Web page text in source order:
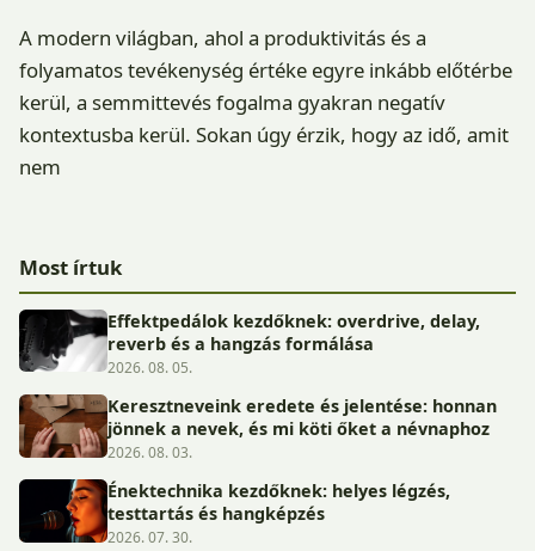
A modern világban, ahol a produktivitás és a
folyamatos tevékenység értéke egyre inkább előtérbe
kerül, a semmittevés fogalma gyakran negatív
kontextusba kerül. Sokan úgy érzik, hogy az idő, amit
nem
Most írtuk
Effektpedálok kezdőknek: overdrive, delay,
reverb és a hangzás formálása
2026. 08. 05.
Keresztneveink eredete és jelentése: honnan
jönnek a nevek, és mi köti őket a névnaphoz
2026. 08. 03.
Énektechnika kezdőknek: helyes légzés,
testtartás és hangképzés
2026. 07. 30.